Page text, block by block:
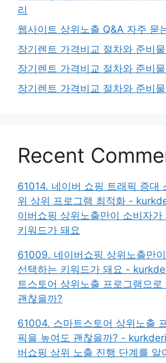
리
웹사이트 상위노출 Q&A 자주 묻
장기렌트 가격비교 절차와 준비
장기렌트 가격비교 절차와 준비
장기렌트 가격비교 절차와 준비
Recent
61014. 네이버 쇼핑 트래픽 증대
위 상위 프로그램 최적화 -
이버쇼핑 상위노출만이 소비자
키워드가 돼요
61009. 네이버쇼핑 상위노출만
선택하는 키워드가 돼요 -
트스토어 상위노출 프로그램으
괜찮을까?
61004. 스마트스토어 상위노출
픽을 높여도 괜찮을까? - kurkderi
버쇼핑 상위 노출 진행 단계를 알